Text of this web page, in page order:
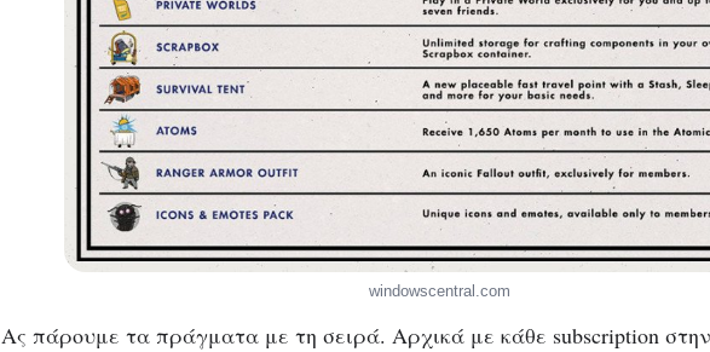
windowscentral.com
Ας πάρουμε τα πράγματα με τη σειρά. Αρχικά με κάθε subscription